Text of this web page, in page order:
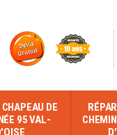
DE
95 VAL-